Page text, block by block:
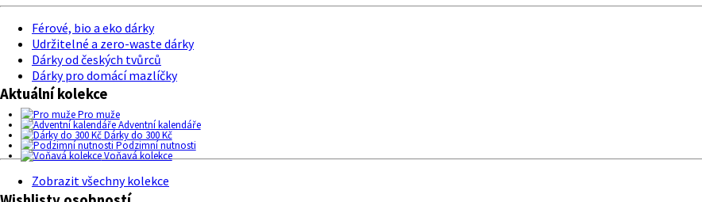
Férové, bio a eko dárky
Udržitelné a zero-waste dárky
Dárky od českých tvůrců
Dárky pro domácí mazlíčky
Aktuální kolekce
Pro muže
Adventní kalendáře
Dárky do 300 Kč
Podzimní nutnosti
Voňavá kolekce
Zobrazit všechny kolekce